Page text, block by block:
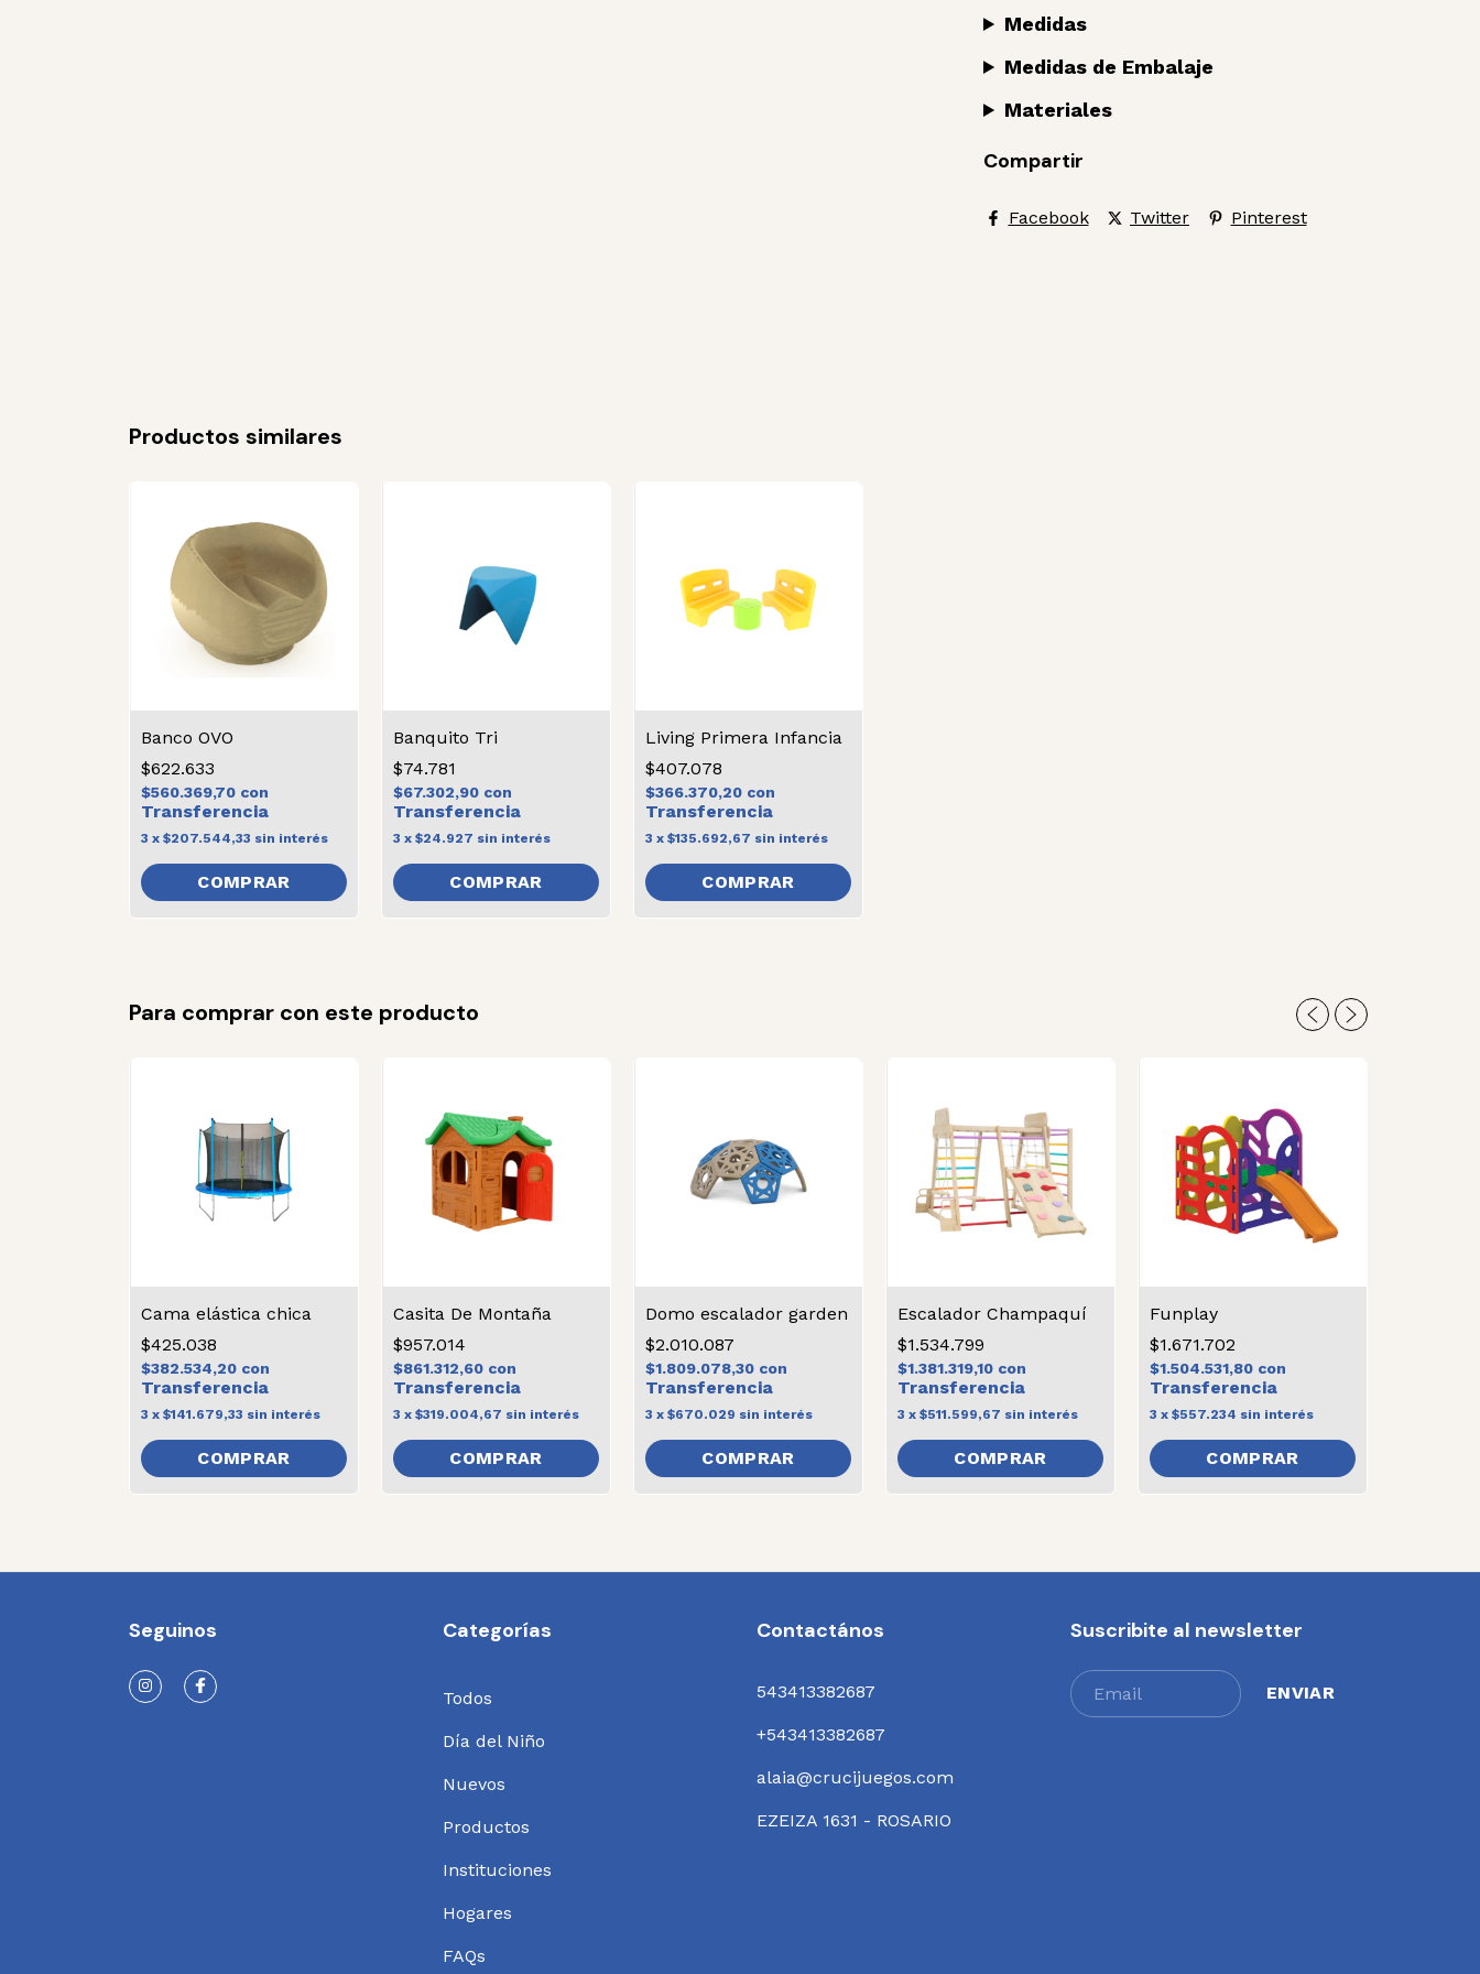
Medidas
Medidas de Embalaje
Materiales
Compartir
Facebook Twitter Pinterest
Productos similares
Banco OVO
$622.633
$560.369,70 con
3 x $207.544,33 sin interés
COMPRAR
Banquito Tri
$74.781
$67.302,90 con
3 x $24.927 sin interés
COMPRAR
Living Primera Infancia
$407.078
$366.370,20 con
3 x $135.692,67 sin interés
Para comprar con este producto
Cama elástica chica
$425.038
$382.534,20 con
3 x $141.679,33 sin interés
Casita De Montaña
$957.014
$861.312,60 con
3 x $319.004,67 sin interés
Domo escalador garden
$2.010.087
$1.809.078,30 con
3 x $670.029 sin interés
Escalador Champaquí
$1.534.799
$1.381.319,10 con
3 x $511.599,67 sin interés
Funplay
$1.671.702
$1.504.531,80 con
3 x $557.234 sin interés
Seguinos Categorías
Todos
Día del Niño
Nuevos
Productos
Instituciones
Hogares
FAQs
Contactános
543413382687
+543413382687
alaia@crucijuegos.com
EZEIZA 1631 - ROSARIO
Suscribite al newsletter